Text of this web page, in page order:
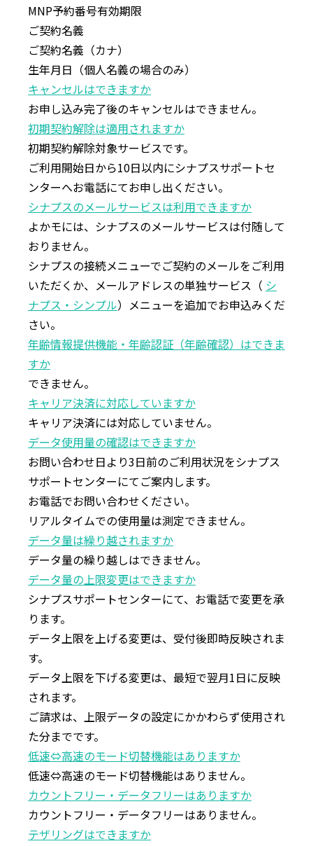
MNP予約番号有効期限
ご契約名義
ご契約名義（カナ）
生年月日（個人名義の場合のみ）
キャンセルはできますか
お申し込み完了後のキャンセルはできません。
初期契約解除は適⽤されますか
初期契約解除対象サービスです。
ご利⽤開始⽇から10⽇以内にシナプスサポートセ
ンターへお電話にてお申し出ください。
シナプスのメールサービスは利⽤できますか
よかモには、シナプスのメールサービスは付随して
おりません。
シナプスの接続メニューでご契約のメールをご利⽤
いただくか、メールアドレスの単独サービス（ シ
ナプス・シンプル）メニューを追加でお申込みくだ
さい。
年齢情報提供機能・年齢認証（年齢確認）はできま
すか
できません。
キャリア決済に対応していますか
キャリア決済には対応していません。
データ使⽤量の確認はできますか
お問い合わせ⽇より3⽇前のご利⽤状況をシナプス
サポートセンターにてご案内します。
お電話でお問い合わせください。
リアルタイムでの使⽤量は測定できません。
データ量は繰り越されますか
データ量の繰り越しはできません。
データ量の上限変更はできますか
シナプスサポートセンターにて、お電話で変更を承
ります。
データ上限を上げる変更は、受付後即時反映されま
す。
データ上限を下げる変更は、最短で翌月1日に反映
されます。
ご請求は、上限データの設定にかかわらず使⽤され
た分までです。
低速⇔⾼速のモード切替機能はありますか
低速⇔⾼速のモード切替機能はありません。
カウントフリー・データフリーはありますか
カウントフリー・データフリーはありません。
テザリングはできますか